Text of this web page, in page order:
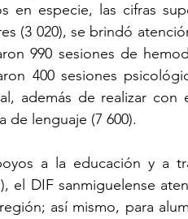
en especie, las cifras
(3 020), se brindó
990 sesiones de
400 sesiones
además de realizar con
de lenguaje (7 600).
a la educación y a
el DIF sanmiguelense
así mismo, para